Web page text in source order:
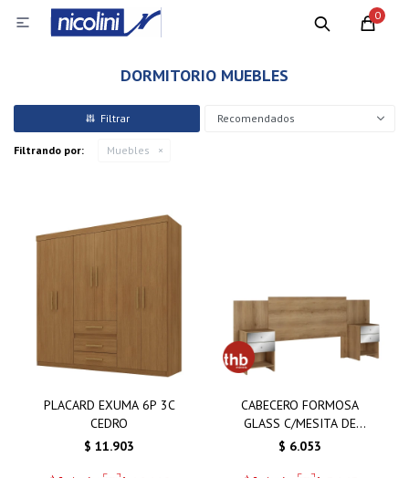
0

DORMITORIO MUEBLES
Recomendados
Filtrando por: Muebles
PLACARD EXUMA 6P 3C
CEDRO
$ 11.903
CABECERO FORMOSA
GLASS C/MESITA DE
NOCHE
$ 6.053